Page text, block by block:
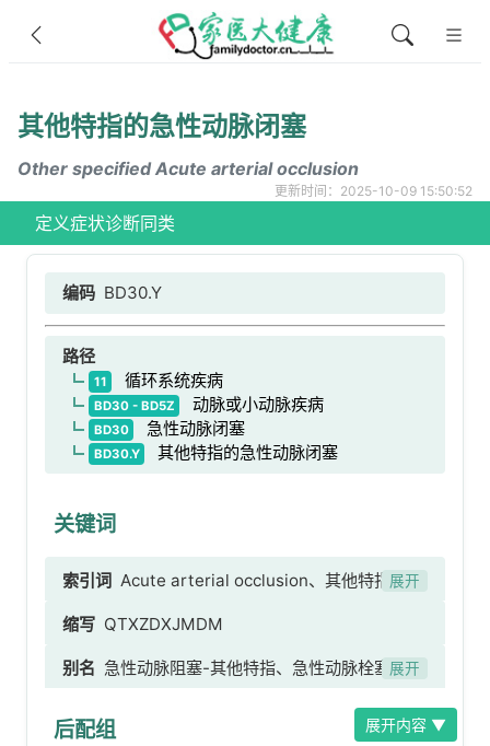
其他特指的急性动脉闭塞
Other specified Acute arterial occlusion
更新时间：2025-10-09 15:50:52
定义症状诊断同类
编码 BD30.Y
路径
11 循环系统疾病
BD30 - BD5Z 动脉或小动脉疾病
BD30 急性动脉闭塞
BD30.Y 其他特指的急性动脉闭塞
关键词
索引词 Acute arterial occlusion、其他特指的急
性动脉闭塞
展开
缩写 QTXZDXJMDM
别名 急性动脉阻塞-其他特指、急性动脉栓塞-其
展开
后配组 展开内容 ▼